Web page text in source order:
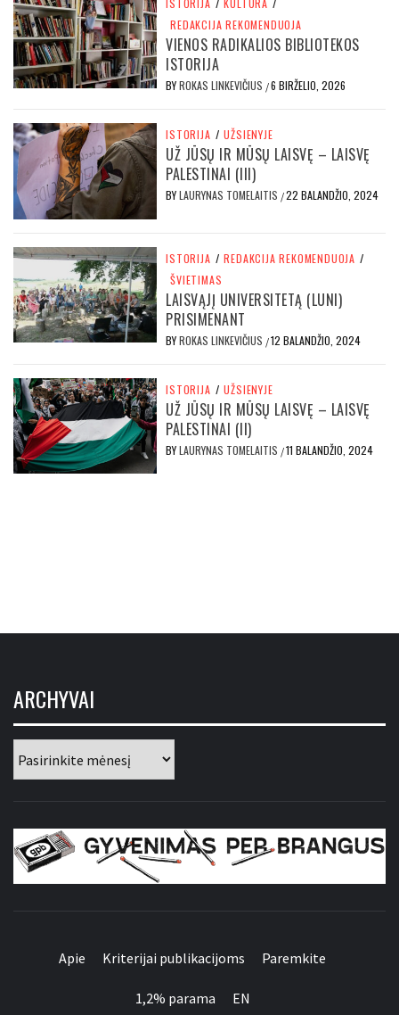
ISTORIJA / KULTŪRA /
REDAKCIJA REKOMENDUOJA
VIENOS RADIKALIOS BIBLIOTEKOS
ISTORIJA
BYROKAS LINKEVIČIUS /6 BIRŽELIO, 2026
ISTORIJA / UŽSIENYJE
UŽ JŪSŲ IR MŪSŲ LAISVĘ – LAISVĘ
PALESTINAI (III)
BYLAURYNAS TOMELAITIS /22 BALANDŽIO, 2024
ISTORIJA / REDAKCIJA REKOMENDUOJA /
ŠVIETIMAS
LAISVĄJĮ UNIVERSITETĄ (LUNI)
PRISIMENANT
BYROKAS LINKEVIČIUS /12 BALANDŽIO, 2024
ISTORIJA / UŽSIENYJE
UŽ JŪSŲ IR MŪSŲ LAISVĘ – LAISVĘ
PALESTINAI (II)
BYLAURYNAS TOMELAITIS /11 BALANDŽIO, 2024
ARCHYVAI
BRANGUS
Apie Kriterijai publikacijoms Paremkite
1,2% parama EN